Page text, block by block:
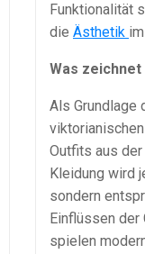
Funktionalität
die Ästhetik
Was
Als Grundlage
Outfits aus
Kleidung wird
sondern
Einflüssen der
spielen